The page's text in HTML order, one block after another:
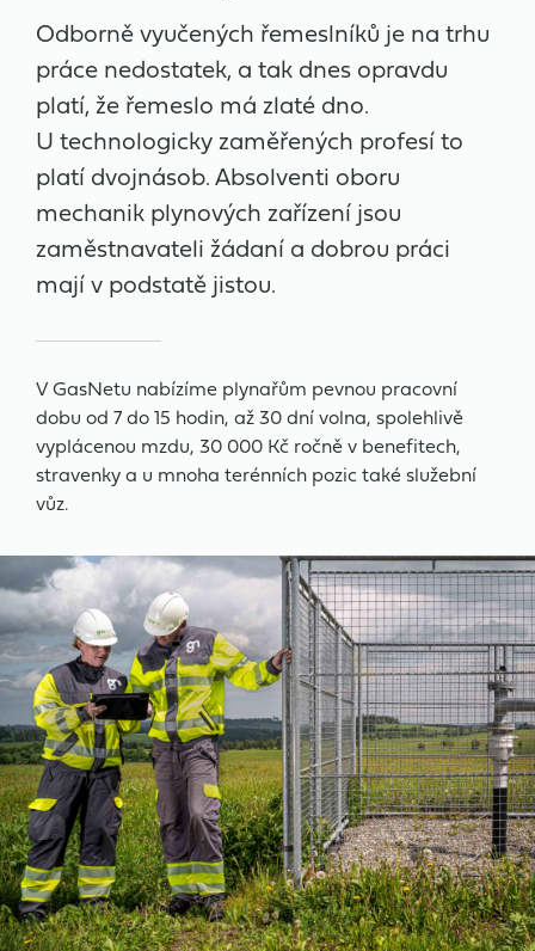
Odborně vyučených řemeslníků je na trhu
práce nedostatek, a tak dnes opravdu
platí, že řemeslo má zlaté dno.
U technologicky zaměřených profesí to
platí dvojnásob. Absolventi oboru
mechanik plynových zařízení jsou
zaměstnavateli žádaní a dobrou práci
mají v podstatě jistou.
V GasNetu nabízíme plynařům pevnou pracovní
dobu od 7 do 15 hodin, až 30 dní volna, spolehlivě
vyplácenou mzdu, 30 000 Kč ročně v benefitech,
stravenky a u mnoha terénních pozic také služební
vůz.